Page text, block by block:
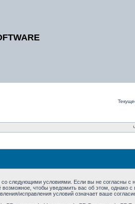
следующими условиями. Если вы не согласны с
чтобы уведомить вас об этом, однако с
исправления условий означает ваше